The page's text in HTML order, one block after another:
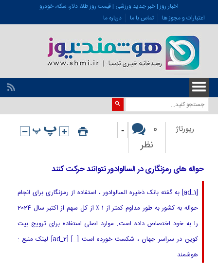
اخبار روز | خبر جدید ورزشی | قیمت روز طلا، دلار، سکه، خودرو
اعتبارات و مجوز ها
تماس با ما درباره ما
رپورتاژ
0
نظر
-
حواله های رمزنگاری در السالوادور نتوانند حرکت کنند
[ad_1] به گفته بانک ذخیره السالوادور ، استفاده از رمزنگاری برای انجام
حواله به کشور به طور مداوم کمتر از 1 ٪ از کل سهم از اکتبر سال 2024
را به خود اختصاص داده است. موارد اصلی استفاده برای ترویج بیت
کوین در سراسر جهان ، شکست خورده است […] [ad_2] لینک منبع :
هوشمند